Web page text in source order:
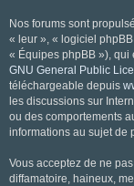
Nos forums sont
« leur », « logiciel
« Équipes phpBB »), qui
GNU General Public
téléchargeable depuis
les discussions sur
ou des comportements
informations au sujet de
Vous acceptez de ne
diffamatoire, haineux,